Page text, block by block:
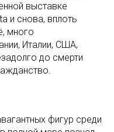
выставке
и снова, вплоть
много
Италии, США,
до смерти
фигур среди